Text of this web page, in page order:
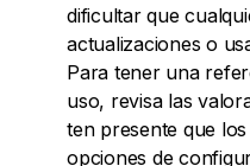
dificultar que
actualizaciones o
Para tener una
uso, revisa las
ten presente que
opciones de